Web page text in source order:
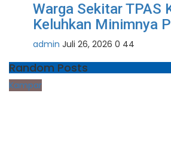
Warga Sekitar TPAS
Keluhkan Minimnya
admin Juli 26, 2026 0 44
Random Posts
Kampar